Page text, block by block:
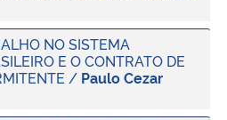
NO SISTEMA
E O CONTRATO DE
/ Paulo Cezar